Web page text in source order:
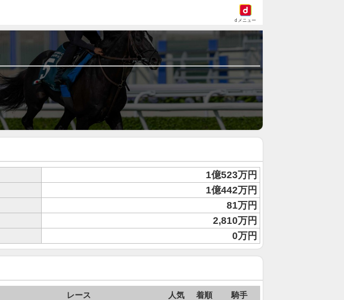
dメニュー
1億523万円
1億442万円
81万円
2,810万円
0万円
レース 人気 着順 騎手